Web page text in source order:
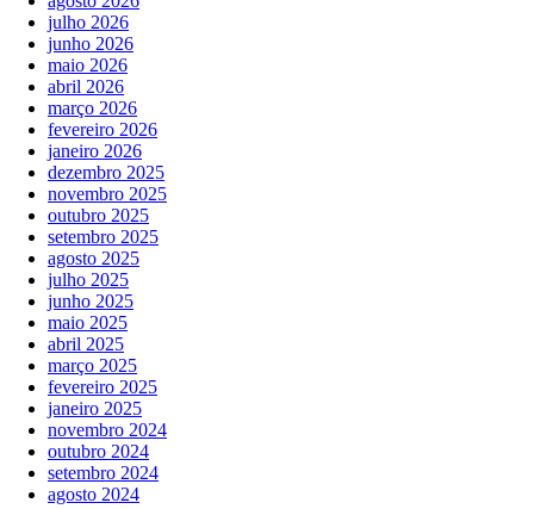
julho 2026
junho 2026
maio 2026
abril 2026
março 2026
fevereiro 2026
janeiro 2026
dezembro 2025
novembro 2025
outubro 2025
setembro 2025
agosto 2025
julho 2025
junho 2025
maio 2025
abril 2025
março 2025
fevereiro 2025
janeiro 2025
novembro 2024
outubro 2024
setembro 2024
agosto 2024